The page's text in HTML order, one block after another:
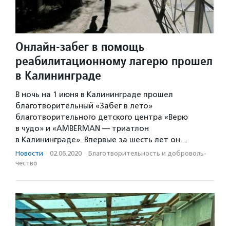
Онлайн-забег в помощь
реабилитационному лагерю прошел
в Калининграде
В ночь на 1 июня в Калининграде прошел
благотворительный «Забег в лето»
благотворительного детского центра «Верю
в чудо» и «AMBERMAN — триатлон
в Калининграде». Впервые за шесть лет он…
Новости · 02.06.2020 · Благотвори­тель­ность и доброволь­
чест­во